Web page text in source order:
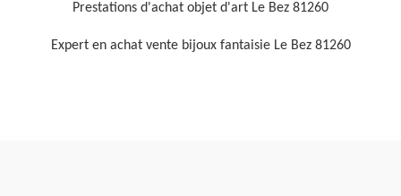
Prestations d'achat objet d'art Le Bez 81260
Expert en achat vente bijoux fantaisie Le Bez 81260